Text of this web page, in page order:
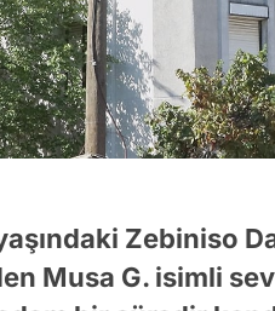
Zebiniso
Musa G. isimli